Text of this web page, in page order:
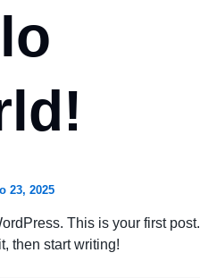
23, 2025
This is your first post.
then start writing!